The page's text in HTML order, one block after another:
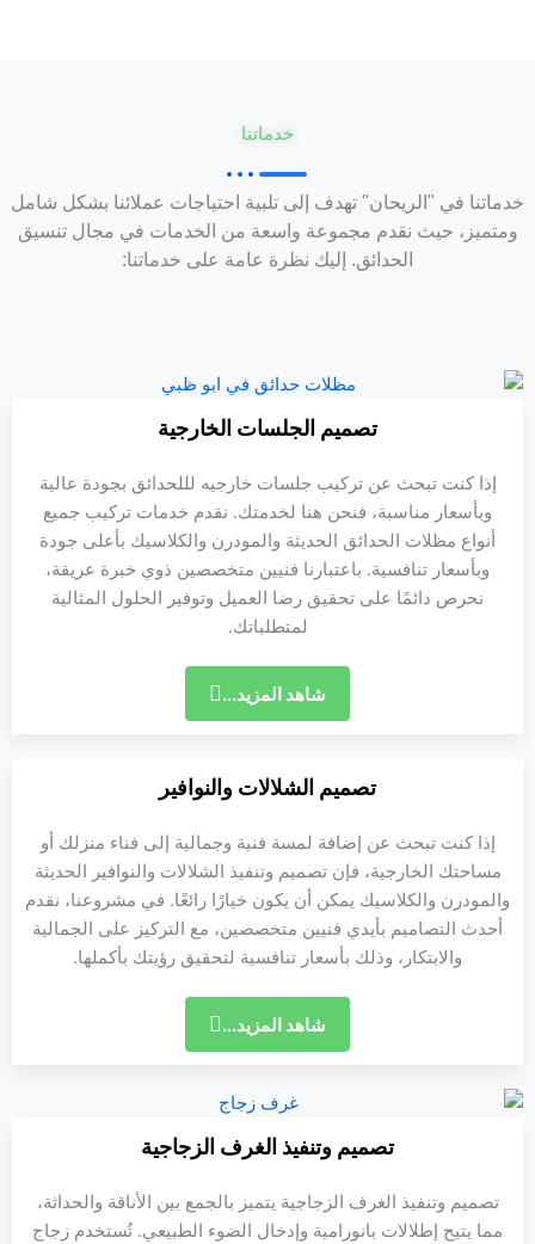
خدماتنا
خدماتنا في "الريحان" تهدف إلى تلبية احتياجات عملائنا بشكل شامل
ومتميز، حيث نقدم مجموعة واسعة من الخدمات في مجال تنسيق
الحدائق. إليك نظرة عامة على خدماتنا:
تصميم الجلسات الخارجية
إذا كنت تبحث عن تركيب جلسات خارجيه لللحدائق بجودة عالية
وبأسعار مناسبة، فنحن هنا لخدمتك. نقدم خدمات تركيب جميع
أنواع مظلات الحدائق الحديثة والمودرن والكلاسيك بأعلى جودة
وبأسعار تنافسية. باعتبارنا فنيين متخصصين ذوي خبرة عريقة،
نحرص دائمًا على تحقيق رضا العميل وتوفير الحلول المثالية
لمتطلباتك.
شاهد المزيد...
تصميم الشلالات والنوافير
إذا كنت تبحث عن إضافة لمسة فنية وجمالية إلى فناء منزلك أو
مساحتك الخارجية، فإن تصميم وتنفيذ الشلالات والنوافير الحديثة
والمودرن والكلاسيك يمكن أن يكون خيارًا رائعًا. في مشروعنا، نقدم
أحدث التصاميم بأيدي فنيين متخصصين، مع التركيز على الجمالية
والابتكار، وذلك بأسعار تنافسية لتحقيق رؤيتك بأكملها.
شاهد المزيد...
تصميم وتنفيذ الغرف الزجاجية
تصميم وتنفيذ الغرف الزجاجية يتميز بالجمع بين الأناقة والحداثة،
مما يتيح إطلالات بانورامية وإدخال الضوء الطبيعي. تُستخدم زجاج